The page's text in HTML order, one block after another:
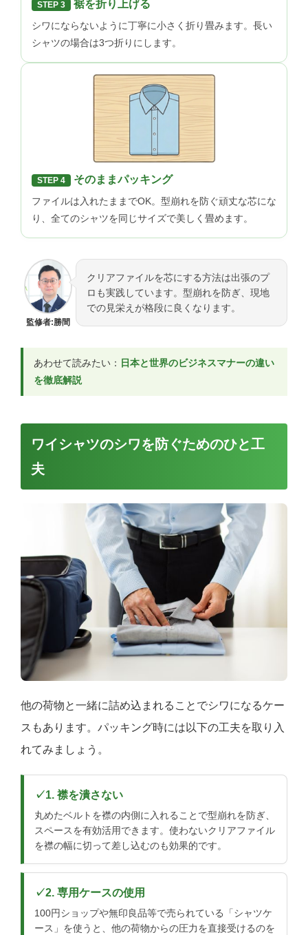
STEP 3 裾を折り上げる
シワにならないように丁寧に小さく折り畳みます。長い
シャツの場合は3つ折りにします。
STEP 4 そのままパッキング
ファイルは入れたままでOK。型崩れを防ぐ頑丈な芯にな
り、全てのシャツを同じサイズで美しく畳めます。
監修者:勝間
クリアファイルを芯にする方法は出張のプ
ロも実践しています。型崩れを防ぎ、現地
での見栄えが格段に良くなります。
あわせて読みたい： 日本と世界のビジネスマナーの違い
を徹底解説
ワイシャツのシワを防ぐためのひと工
夫
他の荷物と一緒に詰め込まれることでシワになるケー
スもあります。パッキング時には以下の工夫を取り入
れてみましょう。
1. 襟を潰さない
丸めたベルトを襟の内側に入れることで型崩れを防ぎ、
スペースを有効活用できます。使わないクリアファイル
を襟の幅に切って差し込むのも効果的です。
2. 専用ケースの使用
100円ショップや無印良品等で売られている「シャツケ
ース」を使うと、他の荷物からの圧力を直接受けるのを